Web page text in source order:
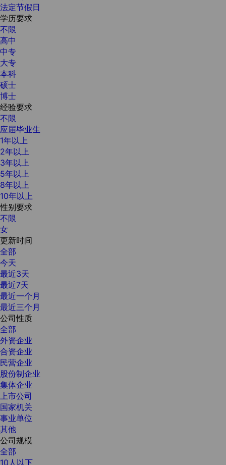
法定节假日
学历要求
不限
高中
中专
大专
本科
硕士
博士
经验要求
不限
应届毕业生
1年以上
2年以上
3年以上
5年以上
8年以上
10年以上
性别要求
不限
女
更新时间
全部
今天
最近3天
最近7天
最近一个月
最近三个月
公司性质
全部
外资企业
合资企业
民营企业
股份制企业
集体企业
上市公司
国家机关
事业单位
其他
公司规模
全部
10人以下